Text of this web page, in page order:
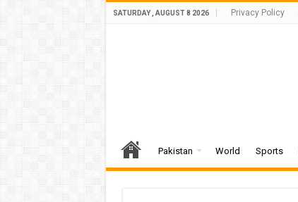
SATURDAY , AUGUST 8 2026 Privacy Policy
Pakistan World Sports